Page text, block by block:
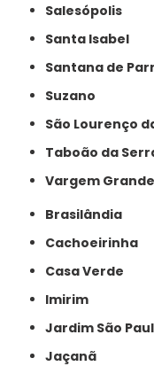
Salesópolis
Santa Isabel
Santana de
Suzano
São Lourenço
Taboão da
Vargem
Brasilândia
Cachoeirinha
Casa Verde
Imirim
Jardim São
Jaçanã